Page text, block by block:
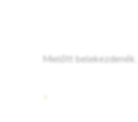
Mielőtt
"